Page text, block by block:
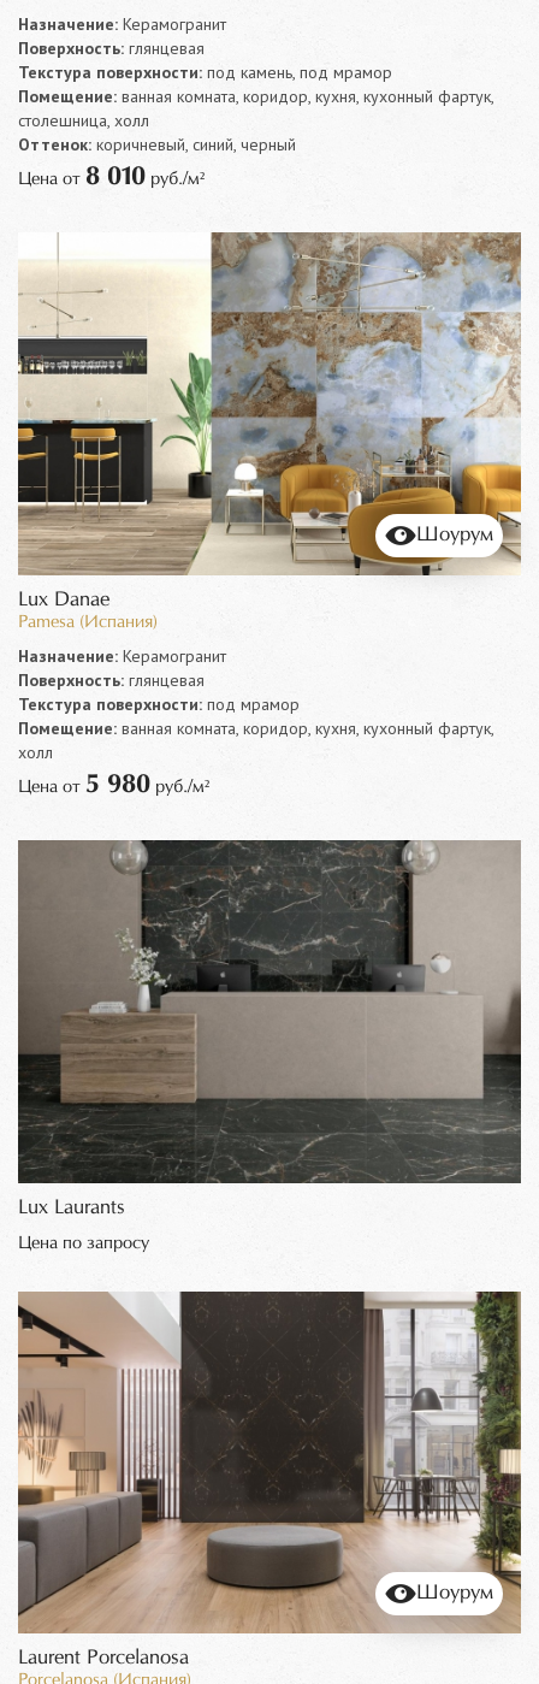
Назначение: Керамогранит
Поверхность: глянцевая
Текстура поверхности: под камень, под мрамор
Помещение: ванная комната, коридор, кухня, кухонный фартук,
столешница, холл
Оттенок: коричневый, синий, черный
Цена от 8 010 руб./м²
Шоурум
Lux Danae
Pamesa (Испания)
Назначение: Керамогранит
Поверхность: глянцевая
Текстура поверхности: под мрамор
Помещение: ванная комната, коридор, кухня, кухонный фартук,
холл
Цена от 5 980 руб./м²
Lux Laurants
Цена по запросу
Шоурум
Laurent Porcelanosa